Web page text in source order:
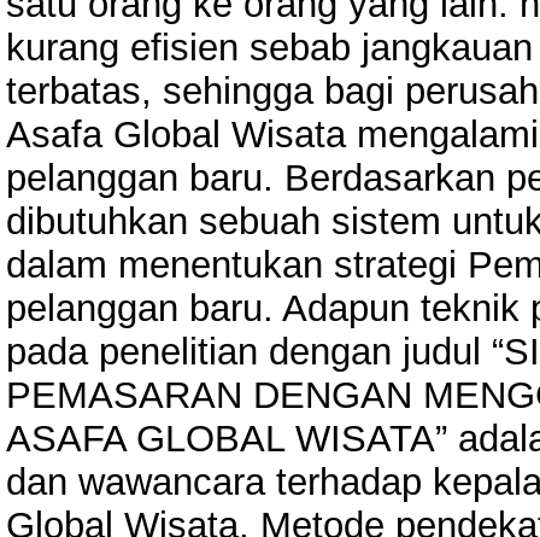
kurang efisien sebab
terbatas, sehingga bagi
Asafa Global Wisata
pelanggan baru. Berdasarkan
dibutuhkan sebuah sistem
dalam menentukan strategi
pelanggan baru. Adapun
pada penelitian dengan judul
PEMASARAN DENGAN
ASAFA GLOBAL WISATA”
dan wawancara terhadap
Global Wisata. Metode